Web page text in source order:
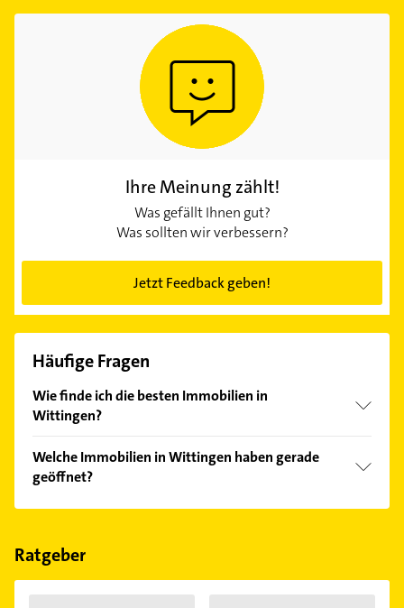
Ihre Meinung zählt!
Was gefällt Ihnen gut?
Was sollten wir verbessern?
Jetzt Feedback geben!
Häufige Fragen
Wie finde ich die besten Immobilien in
Wittingen?
Kundenmeinungen und profitieren Sie von den
Empfehlungen. Die Suchergebnisse können Sie sich
einfach nachBewertungensortiert anzeigen lassen.
Welche Immobilien in Wittingen haben gerade
geöffnet?
Im Anbieter-Bereich finden Sie alleÖffnungszeiten.
Feiertagen abweichen können.
Ratgeber